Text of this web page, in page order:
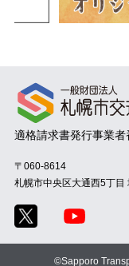
適格請求書発行事業
〒060-8614
札幌市中央区大通西5丁目
©Sapporo